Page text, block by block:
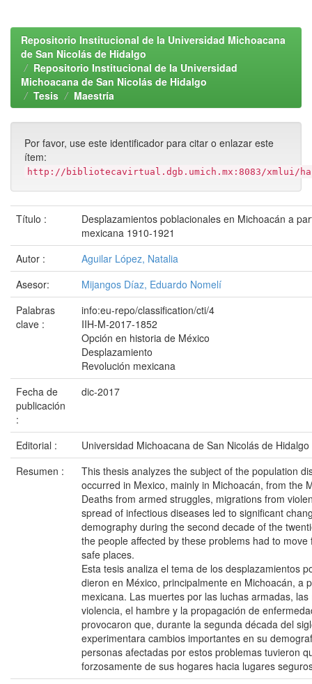
Repositorio Institucional de la Universidad Michoacana
de San Nicolás de Hidalgo
Repositorio Institucional de la Universidad
Michoacana de San Nicolás de Hidalgo
Tesis
Maestría
Por favor, use este identificador para citar o enlazar este
ítem:
http://bibliotecavirtual.dgb.umich.mx:8083/xmlui/
Título :
Desplazamientos poblacionales en Michoacán a
mexicana 1910-1921
Autor :
Aguilar López, Natalia
Asesor:
Mijangos Díaz, Eduardo Nomelí
Palabras
clave :
info:eu-repo/classification/cti/4
IIH-M-2017-1852
Opción en historia de México
Desplazamiento
Revolución mexicana
Fecha de
publicación
:
dic-2017
Editorial :
Universidad Michoacana de San Nicolás de Hidalgo
Resumen :
This thesis analyzes the subject of the population
occurred in Mexico, mainly in Michoacán, from the
Deaths from armed struggles, migrations from
spread of infectious diseases led to significant
demography during the second decade of the
the people affected by these problems had to
safe places.
Esta tesis analiza el tema de los desplazamientos
dieron en México, principalmente en Michoacán, a
mexicana. Las muertes por las luchas armadas,
violencia, el hambre y la propagación de
provocaron que, durante la segunda década del
experimentara cambios importantes en su
personas afectadas por estos problemas tuvieron
forzosamente de sus hogares hacia lugares